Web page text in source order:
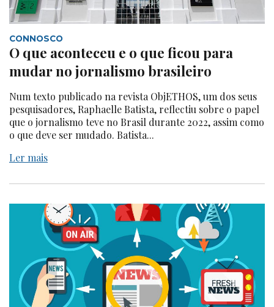
CONNOSCO
O que aconteceu e o que ficou para
mudar no jornalismo brasileiro
Num texto publicado na revista ObjETHOS, um dos seus
pesquisadores, Raphaelle Batista, reflectiu sobre o papel
que o jornalismo teve no Brasil durante 2022, assim como
o que deve ser mudado. Batista...
Ler mais